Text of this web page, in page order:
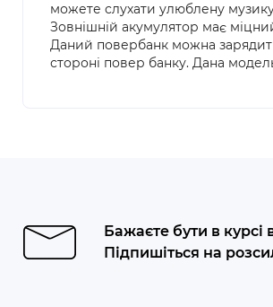
можете слухати улюблену
Зовнішній акумулятор має
Даний повербанк можна
стороні повер банку. Дана
Бажаєте бути в курсі
Підпишіться на